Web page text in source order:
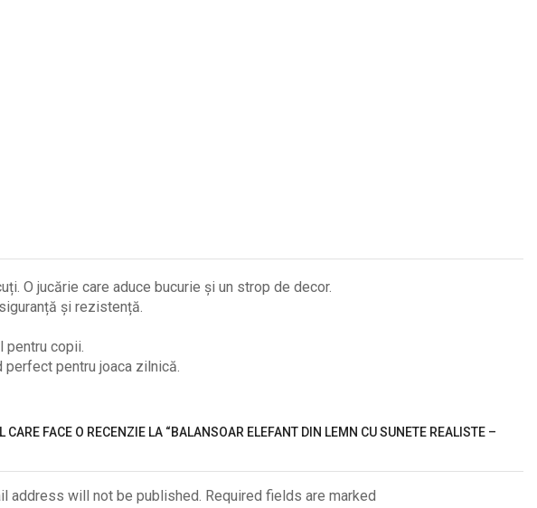
O jucărie care aduce bucurie și un strop de decor.
și rezistență.
pentru copii.
perfect pentru joaca zilnică.
CARE FACE O RECENZIE LA “BALANSOAR ELEFANT DIN LEMN CU SUNETE REALISTE –
address will not be published. Required fields are marked